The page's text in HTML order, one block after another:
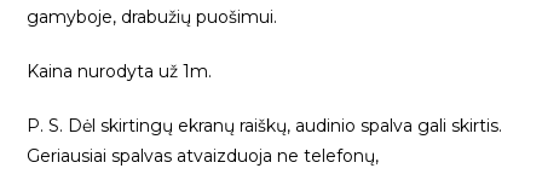
gamyboje, drabužių puošimui.
Kaina nurodyta už 1m.
P. S. Dėl skirtingų ekranų raiškų, audinio spalva gali skirtis.
Geriausiai spalvas atvaizduoja ne telefonų,